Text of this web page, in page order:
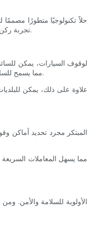
تجربة ركن سيارات سلسة. ومن خلال تثبيت هذا الجهاز في مواقف السيارات وأماكن وقوف السيارات في الشوارع، يمكن للمدن تحقيق إدارة فعالة لمواقف السيارات وتحسين التنقل الحضري بشكل عام.
مما يسمح للسائقين بالوصول إلى المعلومات الدقيقة من خلال تطبيق مخصص للهاتف المحمول. وهذا يزيل الإحباط الناتج عن الدوران بحثًا عن مكان مفتوح، مما يوفر الوقت ويقلل الازدحام في شوارع المدينة.
علاوة على ذلك، يمكن